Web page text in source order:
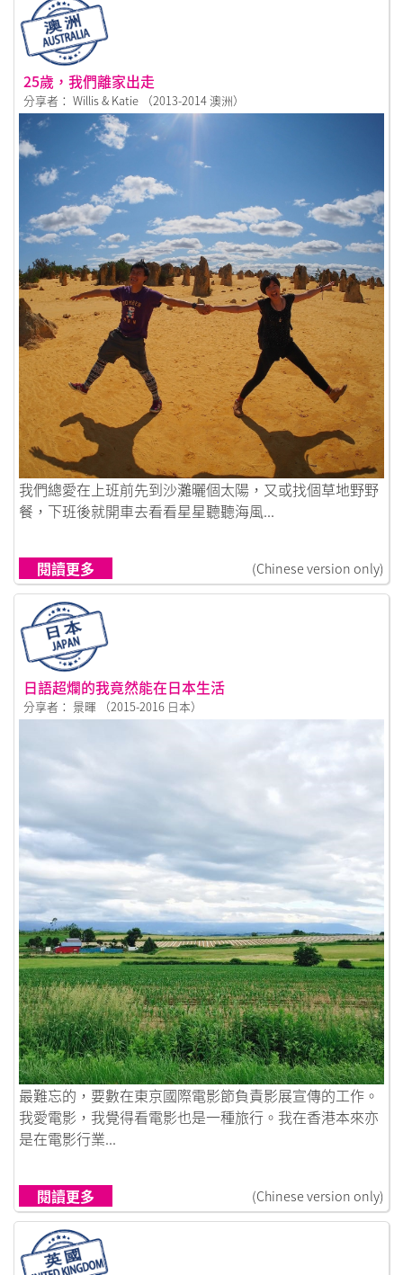
25歲，我們離家出走
分享者： Willis & Katie （2013-2014 澳洲）
鏈接到25歲，我們離家出走
我們總愛在上班前先到沙灘曬個太陽，又或找個草地野野
餐，下班後就開車去看看星星聽聽海風...
閱讀更多 (Chinese version only)
日語超爛的我竟然能在日本生活
分享者： 景暉 （2015-2016 日本）
鏈接到日語超爛的我竟然能在日本生活
最難忘的，要數在東京國際電影節負責影展宣傳的工作。
我愛電影，我覺得看電影也是一種旅行。我在香港本來亦
是在電影行業...
閱讀更多 (Chinese version only)